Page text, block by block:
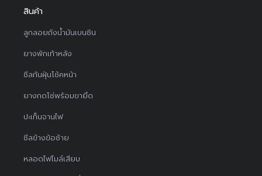
สินค้า
ลูกลอยถังน้ำมันเบนซิน
ยางพักเท้าหลัง
ซีลกันฝุ่นโช้คหน้า
ยางกดโซ่พร้อมขายึด
ปะเก็นจานไฟ
ซีลข้างข้อซ้าย
หลอดไฟไมล์เสียบ